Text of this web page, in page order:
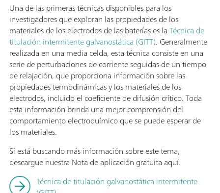
Una de las primeras técnicas disponibles para los
investigadores que exploran las propiedades de los
materiales de los electrodos de las baterías es laTécnica de
titulación intermitente galvanostática (GITT). Generalmente
realizada en una media celda, esta técnica consiste en una
serie de perturbaciones de corriente seguidas de un tiempo
de relajación, que proporciona información sobre las
propiedades termodinámicas y los materiales de los
electrodos, incluido el coeficiente de difusión crítico. Toda
esta información brinda una mejor comprensión del
comportamiento electroquímico que se puede esperar de
los materiales.
Si está buscando más información sobre este tema,
descargue nuestra Nota de aplicación gratuita aquí.
Técnica de titulación galvanostática intermitente